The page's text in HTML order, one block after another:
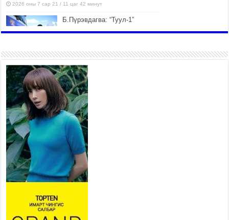
2026 оны 7 сар 21 / 11 цаг 42 минут
Б.Пүрэвдагва: “Туул-1”
2026 оны 7 сар 21 / 10 цаг 15 минут
НИЙСЛЭЛ, АЙМГИЙН
УДИРДЛАГУУДЫН АЖЛЫГ
ХҮНД СУРТЛЫГ БУУРУУЛЖ,
ИРГЭД, АЖ АХУЙН НЭГЖИЙН
АЧААГ ХЭРХЭН ХӨНГӨЛСНӨӨР ДҮГНЭНЭ
2026 оны 7 сар 21 / 10 цаг 09 минут
Байнгын хорооны дарга М.Мандхай Цөлжилттэй
тэмцэх тухай НҮБ-ын конвенцын талуудын 17
дугаар бага хурал (СОР17)-ын бэлтгэл ажлын
явцтай танилцлаа
2026 оны 7 сар 21 / 10 цаг 03 минут
Б.Пүрэвдагва: Бүтээн байгуулалтын аливаа
ажил инженерийн хангамжийн байгууллагуудын
уялдаа холбоогүйгээс саатах ёсгүй